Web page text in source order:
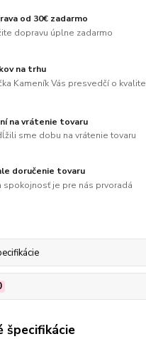
od 30€ zadarmo
dopravu úplne zadarmo
na trhu
Kameník Vás presvedčí o kvalite
na vrátenie tovaru
sme dobu na vrátenie tovaru
doručenie tovaru
spokojnosť je pre nás prvoradá
špecifikácie